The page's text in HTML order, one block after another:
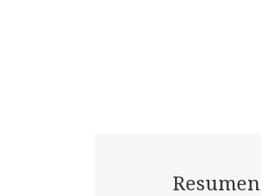
Resumen